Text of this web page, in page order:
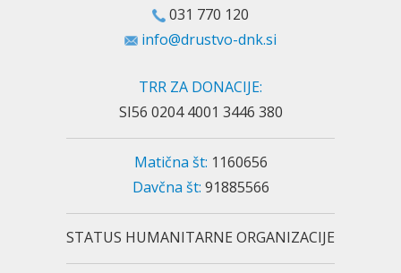
031 770 120
info@drustvo-dnk.si
TRR ZA DONACIJE:
SI56 0204 4001 3446 380
Matična št: 1160656
Davčna št: 91885566
STATUS HUMANITARNE ORGANIZACIJE